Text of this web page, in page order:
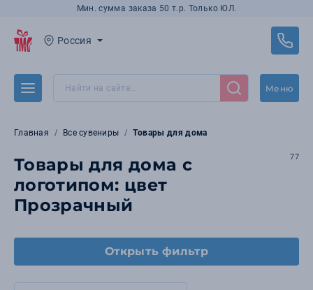
Мин. сумма заказа 50 т.р. Только ЮЛ.
Россия
Меню
Главная Все сувениры Товары для дома
Товары для дома с
логотипом: цвет
Прозрачный
77
Открыть фильтр